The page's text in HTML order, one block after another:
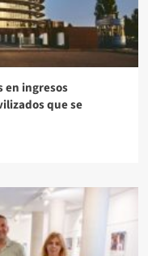
en ingresos
que se